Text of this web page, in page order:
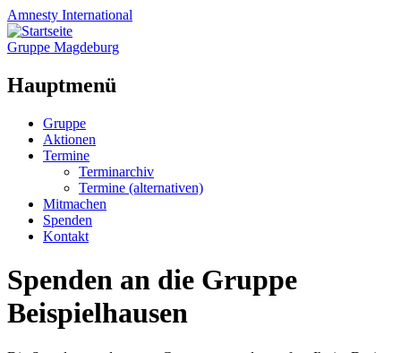
Amnesty International
Gruppe Magdeburg
Hauptmenü
Zum
Inhalt
springen
Gruppe
Aktionen
Termine
Terminarchiv
Termine (alternativen)
Mitmachen
Spenden
Kontakt
Spenden an die Gruppe
Beispielhausen